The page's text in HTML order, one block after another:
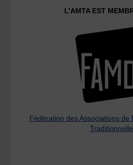
L’AMTA EST
Fédération des Associations de